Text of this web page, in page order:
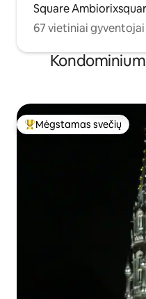
Square
67 vietiniai
Svečių mėgstamiausias
Mėgstamas svečių